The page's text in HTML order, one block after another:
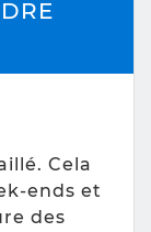
Cela
ends et
des